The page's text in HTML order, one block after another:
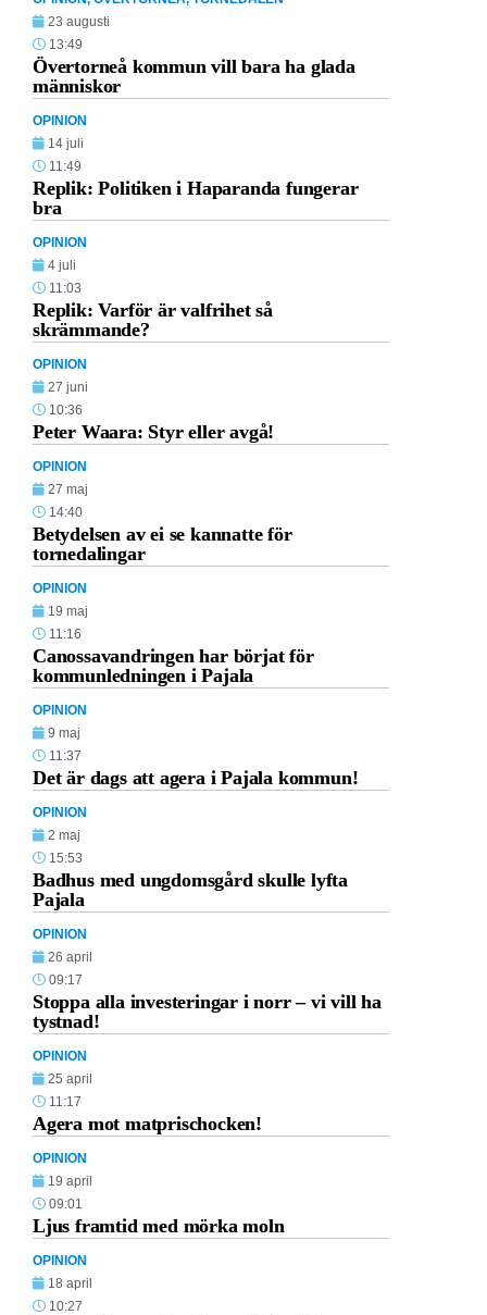
23 augusti
13:49
Övertorneå kommun vill bara ha glada
människor
OPINION
14 juli
11:49
Replik: Politiken i Haparanda fungerar
bra
OPINION
4 juli
11:03
Replik: Varför är valfrihet så
skrämmande?
OPINION
27 juni
10:36
Peter Waara: Styr eller avgå!
OPINION
27 maj
14:40
Betydelsen av ei se kannatte för
tornedalingar
OPINION
19 maj
11:16
Canossavandringen har börjat för
kommunledningen i Pajala
OPINION
9 maj
11:37
Det är dags att agera i Pajala kommun!
OPINION
2 maj
15:53
Badhus med ungdomsgård skulle lyfta
Pajala
OPINION
26 april
09:17
Stoppa alla investeringar i norr – vi vill ha
tystnad!
OPINION
25 april
11:17
Agera mot matprischocken!
OPINION
19 april
09:01
Ljus framtid med mörka moln
OPINION
18 april
10:27